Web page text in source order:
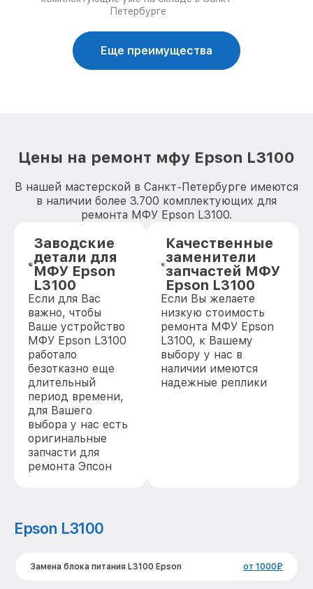
Петербурге
Еще преимущества
Цены на ремонт мфу Epson L3100
В нашей мастерской в Санкт-Петербурге имеются
в наличии более 3.700 комплектующих для
ремонта МФУ Epson L3100.
Заводские
детали для
МФУ Epson
L3100
Если для Вас
важно, чтобы
Ваше устройство
МФУ Epson L3100
работало
безотказно еще
длительный
период времени,
для Вашего
выбора у нас есть
оригинальные
запчасти для
ремонта Эпсон
Качественные
заменители
запчастей МФУ
Epson L3100
Если Вы желаете
низкую стоимость
ремонта МФУ Epson
L3100, к Вашему
выбору у нас в
наличии имеются
надежные реплики
Epson L3100
Замена блока питания L3100 Epson от 1000₽